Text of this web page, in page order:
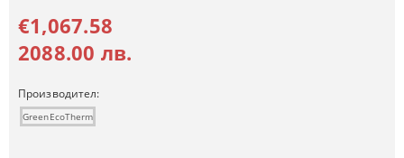
€1,067.58
2088.00 лв.
Производител:
GreenEcoTherm